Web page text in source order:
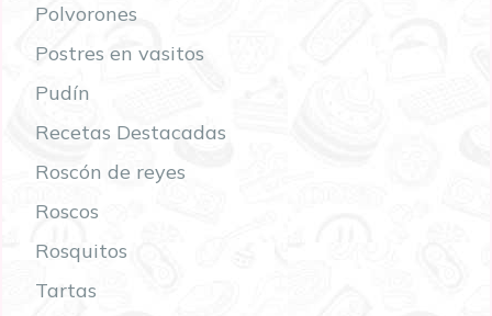
Polvorones
Postres en vasitos
Pudín
Recetas Destacadas
Roscón de reyes
Roscos
Rosquitos
Tartas